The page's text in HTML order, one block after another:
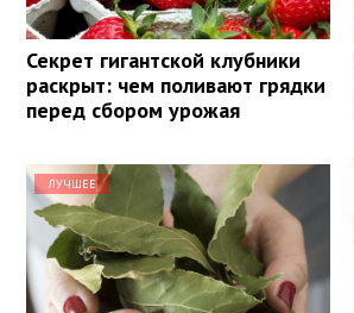
Секрет гигантской клубники
раскрыт: чем поливают грядки
перед сбором урожая
ЛУЧШЕЕ